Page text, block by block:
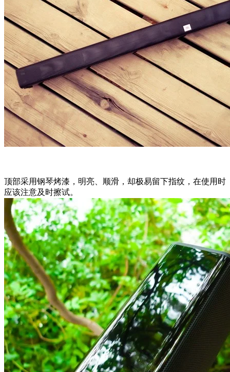
顶部采用钢琴烤漆，明亮、顺滑，却极易留下指纹，在使用时
应该注意及时擦试。